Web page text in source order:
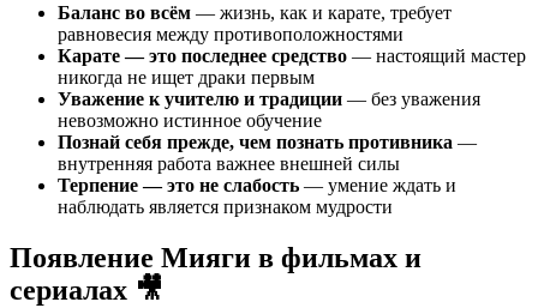
Баланс во всём — жизнь, как и карате, требует
равновесия между противоположностями
Карате — это последнее средство — настоящий мастер
никогда не ищет драки первым
Уважение к учителю и традиции — без уважения
невозможно истинное обучение
Познай себя прежде, чем познать противника —
внутренняя работа важнее внешней силы
Терпение — это не слабость — умение ждать и
наблюдать является признаком мудрости
Появление Мияги в фильмах и
сериалах 🎥